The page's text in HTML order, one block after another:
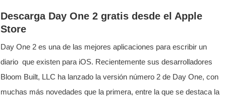
Descarga Day One 2 gratis desde el Apple
Store
Day One 2 es una de las mejores aplicaciones para escribir un
diario que existen para iOS. Recientemente sus desarrolladores
Bloom Built, LLC ha lanzado la versión número 2 de Day One, con
muchas más novedades que la primera, entre la que se destaca la